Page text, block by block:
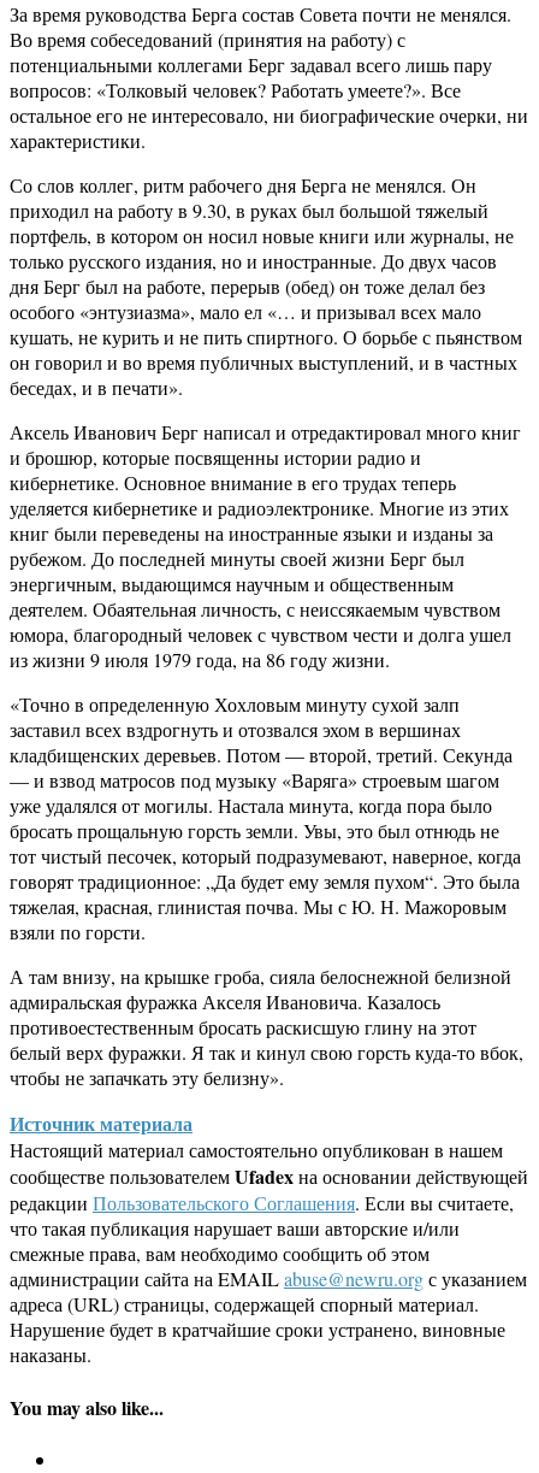
За время руководства Берга состав Совета почти не менялся.
Во время собеседований (принятия на работу) с
потенциальными коллегами Берг задавал всего лишь пару
вопросов: «Толковый человек? Работать умеете?». Все
остальное его не интересовало, ни биографические очерки, ни
характеристики.
Со слов коллег, ритм рабочего дня Берга не менялся. Он
приходил на работу в 9.30, в руках был большой тяжелый
портфель, в котором он носил новые книги или журналы, не
только русского издания, но и иностранные. До двух часов
дня Берг был на работе, перерыв (обед) он тоже делал без
особого «энтузиазма», мало ел «… и призывал всех мало
кушать, не курить и не пить спиртного. О борьбе с пьянством
он говорил и во время публичных выступлений, и в частных
беседах, и в печати».
Аксель Иванович Берг написал и отредактировал много книг
и брошюр, которые посвященны истории радио и
кибернетике. Основное внимание в его трудах теперь
уделяется кибернетике и радиоэлектронике. Многие из этих
книг были переведены на иностранные языки и изданы за
рубежом. До последней минуты своей жизни Берг был
энергичным, выдающимся научным и общественным
деятелем. Обаятельная личность, с неиссякаемым чувством
юмора, благородный человек с чувством чести и долга ушел
из жизни 9 июля 1979 года, на 86 году жизни.
«Точно в определенную Хохловым минуту сухой залп
заставил всех вздрогнуть и отозвался эхом в вершинах
кладбищенских деревьев. Потом — второй, третий. Секунда
— и взвод матросов под музыку «Варяга» строевым шагом
уже удалялся от могилы. Настала минута, когда пора было
бросать прощальную горсть земли. Увы, это был отнюдь не
тот чистый песочек, который подразумевают, наверное, когда
говорят традиционное: „Да будет ему земля пухом“. Это была
тяжелая, красная, глинистая почва. Мы с Ю. Н. Мажоровым
взяли по горсти.
А там внизу, на крышке гроба, сияла белоснежной белизной
адмиральская фуражка Акселя Ивановича. Казалось
противоестественным бросать раскисшую глину на этот
белый верх фуражки. Я так и кинул свою горсть куда-то вбок,
чтобы не запачкать эту белизну».
Источник материала
Настоящий материал самостоятельно опубликован в нашем
сообществе пользователемUfadexна основании действующей
редакции Пользовательского Соглашения. Если вы считаете,
что такая публикация нарушает ваши авторские и/или
смежные права, вам необходимо сообщить об этом
администрации сайта на EMAILabuse@newru.orgс указанием
адреса (URL) страницы, содержащей спорный материал.
Нарушение будет в кратчайшие сроки устранено, виновные
наказаны.
You may also like...